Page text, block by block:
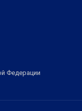
Федерации